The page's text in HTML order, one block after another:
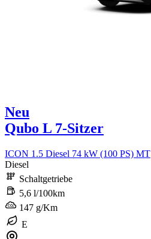
Neu
Qubo L 7-Sitzer
ICON 1.5 Diesel 74 kW (100 PS) MT
Diesel
Schaltgetriebe
5,6 l/100km
147 g/Km
E